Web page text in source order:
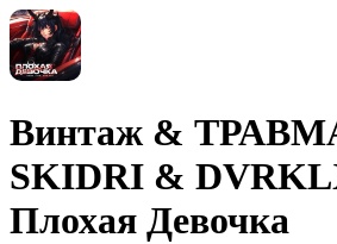
Винтаж &
SKIDRI &
Плохая Девочка